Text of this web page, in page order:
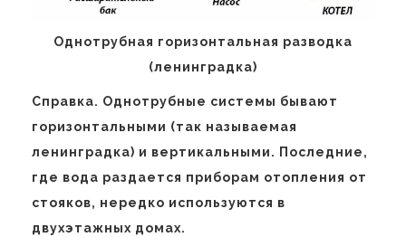
Однотрубная горизонтальная разводка
(ленинградка)
Справка. Однотрубные системы бывают
горизонтальными (так называемая
ленинградка) и вертикальными. Последние,
где вода раздается приборам отопления от
стояков, нередко используются в
двухэтажных домах.